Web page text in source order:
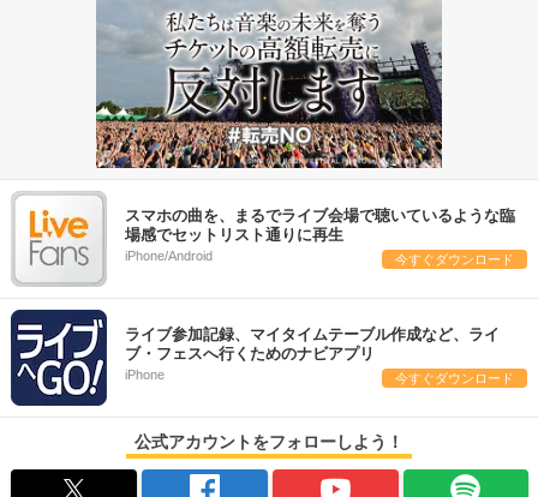
スマホの曲を、まるでライブ会場で聴いているような臨
場感でセットリスト通りに再生
iPhone/Android 今すぐダウンロード
ライブ参加記録、マイタイムテーブル作成など、ライ
ブ・フェスへ行くためのナビアプリ
iPhone 今すぐダウンロード
公式アカウントをフォローしよう！